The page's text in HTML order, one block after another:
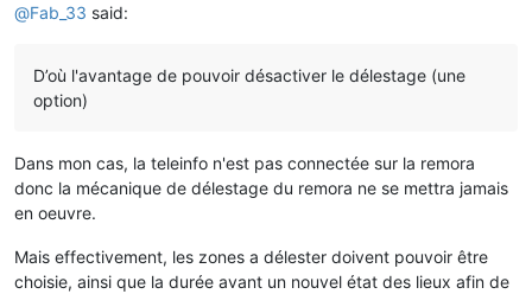
@Fab_33 said:
D’où l'avantage de pouvoir désactiver le délestage (une
option)
Dans mon cas, la teleinfo n'est pas connectée sur la remora
donc la mécanique de délestage du remora ne se mettra jamais
en oeuvre.
Mais effectivement, les zones a délester doivent pouvoir être
choisie, ainsi que la durée avant un nouvel état des lieux afin de